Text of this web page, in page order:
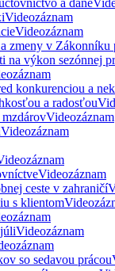
Videozáznam
Videozáznam
zmeny v Zákonníku
na výkon sezónnej
konkurenciou a
a radosťou
Videozáznam
Videozáznam
Videozáznam
ceste v zahraničí
s klientom
Videozáznam
so sedavou prácou